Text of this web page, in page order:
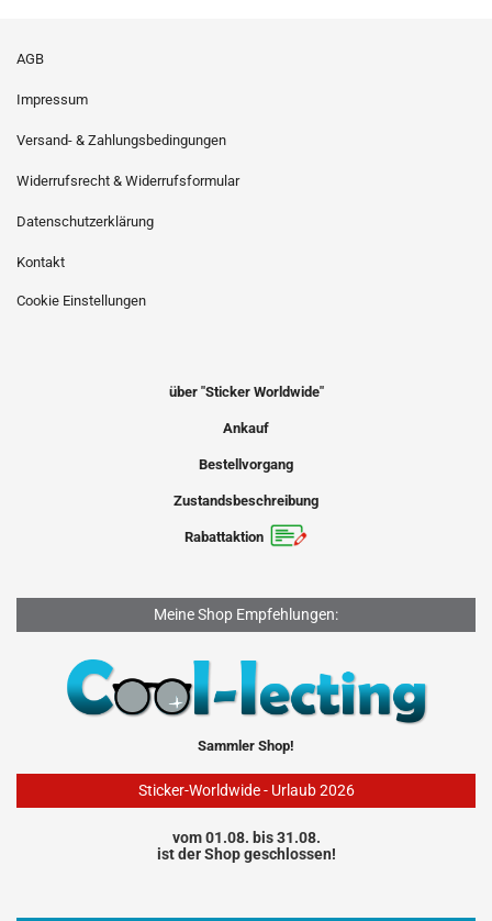
AGB
Impressum
Versand- & Zahlungsbedingungen
Widerrufsrecht & Widerrufsformular
Datenschutzerklärung
Kontakt
Cookie Einstellungen
über "Sticker Worldwide"
Ankauf
Bestellvorgang
Zustandsbeschreibung
Rabattaktion
Meine Shop Empfehlungen:
Sammler Shop!
Sticker-Worldwide - Urlaub 2026
vom 01.08. bis 31.08.
ist der Shop geschlossen!